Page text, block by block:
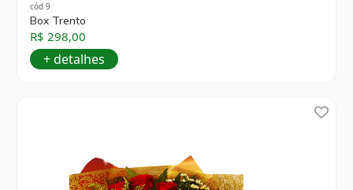
cód 9
Box Trento
R$ 298,00
+ detalhes